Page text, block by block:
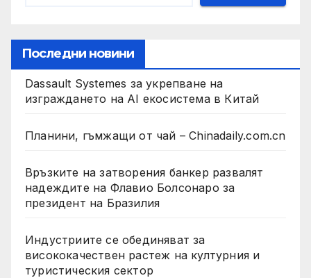
Последни новини
Dassault Systemes за укрепване на
изграждането на AI екосистема в Китай
Планини, гъмжащи от чай – Chinadaily.com.cn
Връзките на затворения банкер развалят
надеждите на Флавио Болсонаро за
президент на Бразилия
Индустриите се обединяват за
висококачествен растеж на културния и
туристическия сектор